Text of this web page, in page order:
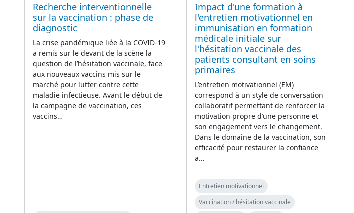
Recherche interventionnelle
sur la vaccination : phase de
diagnostic
La crise pandémique liée à la COVID-19
a remis sur le devant de la scène la
question de l’hésitation vaccinale, face
aux nouveaux vaccins mis sur le
marché pour lutter contre cette
maladie infectieuse. Avant le début de
la campagne de vaccination, ces
vaccins…
Impact d'une formation à
l'entretien motivationnel en
immunisation en formation
médicale initiale sur
l'hésitation vaccinale des
patients consultant en soins
primaires
L’entretien motivationnel (EM)
correspond à un style de conversation
collaboratif permettant de renforcer la
motivation propre d’une personne et
son engagement vers le changement.
Dans le domaine de la vaccination, son
efficacité pour restaurer la confiance
a…
Entretien motivationnel
Vaccination / hésitation vaccinale